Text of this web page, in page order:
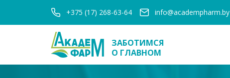
+375 (17) 268-63-64 info@academpharm.by
ЗАБОТИМСЯ
О ГЛАВНОМ